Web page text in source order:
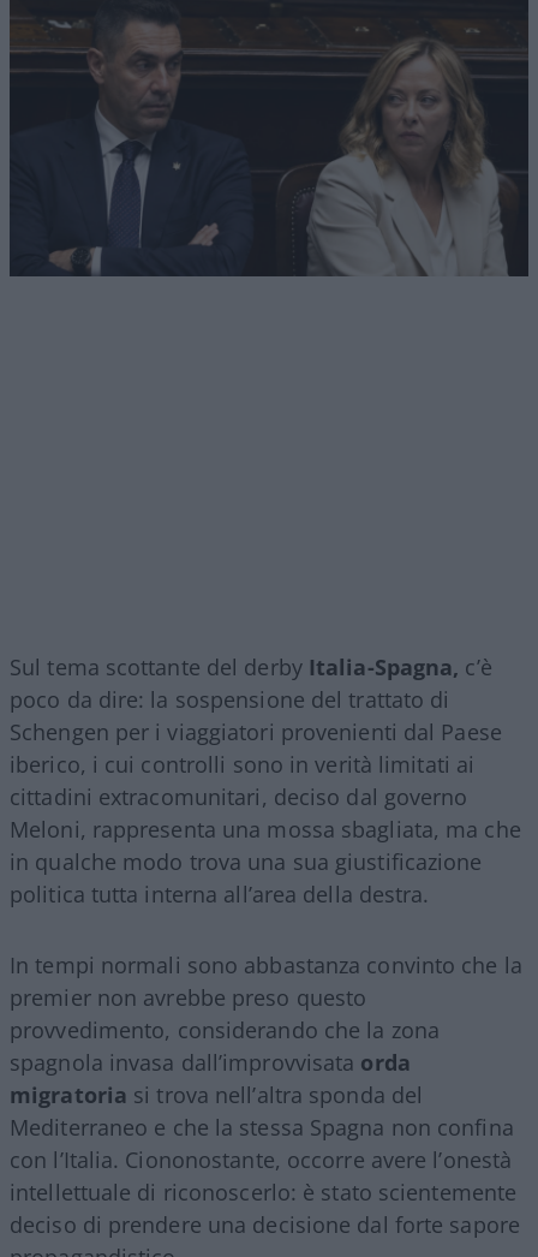
Sul tema scottante del derbyItalia-Spagna, c’è
poco da dire: la sospensione del trattato di
Schengen per i viaggiatori provenienti dal Paese
iberico, i cui controlli sono in verità limitati ai
cittadini extracomunitari, deciso dal governo
Meloni, rappresenta una mossa sbagliata, ma che
in qualche modo trova una sua giustificazione
politica tutta interna all’area della destra.
In tempi normali sono abbastanza convinto che la
premier non avrebbe preso questo
provvedimento, considerando che la zona
spagnola invasa dall’improvvisata orda
migratoria si trova nell’altra sponda del
Mediterraneo e che la stessa Spagna non confina
con l’Italia. Ciononostante, occorre avere l’onestà
intellettuale di riconoscerlo: è stato scientemente
deciso di prendere una decisione dal forte sapore